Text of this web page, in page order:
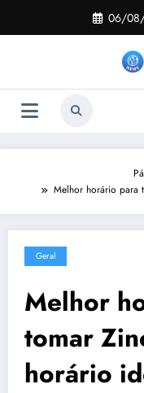
o
06/
Melhor horário para
Geral
Melhor
tomar
horário